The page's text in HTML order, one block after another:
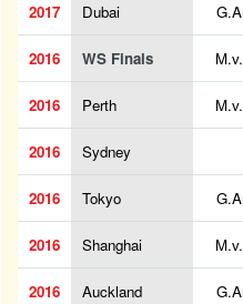
2017 Dubai
2016 WS Finals
2016 Perth
2016 Sydney
2016 Tokyo
2016 Shanghai
2016 Auckland